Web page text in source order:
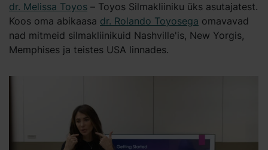
dr. Melissa Toyos – Toyos Silmakliiniku üks asutajatest.
Koos oma abikaasa dr. Rolando Toyosega omavavad
nad mitmeid silmakliinikuid Nashville'is, New Yorgis,
Memphises ja teistes USA linnades.